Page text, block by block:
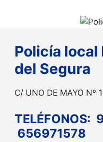
Policía local
del Segura
C/ UNO DE MAYO Nº
656971578